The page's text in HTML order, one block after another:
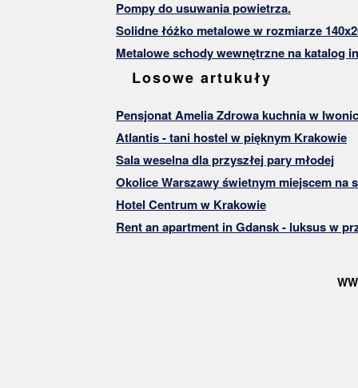
Pompy do usuwania powietrza.
Solidne łóżko metalowe w rozmiarze
Metalowe schody wewnętrzne na katalog
Losowe artukuły
Pensjonat Amelia Zdrowa kuchnia w
Atlantis - tani hostel w pięknym Krakowie
Sala weselna dla przyszłej pary młodej
Okolice Warszawy świetnym miejscem na
Hotel Centrum w Krakowie
Rent an apartment in Gdansk - luksus w